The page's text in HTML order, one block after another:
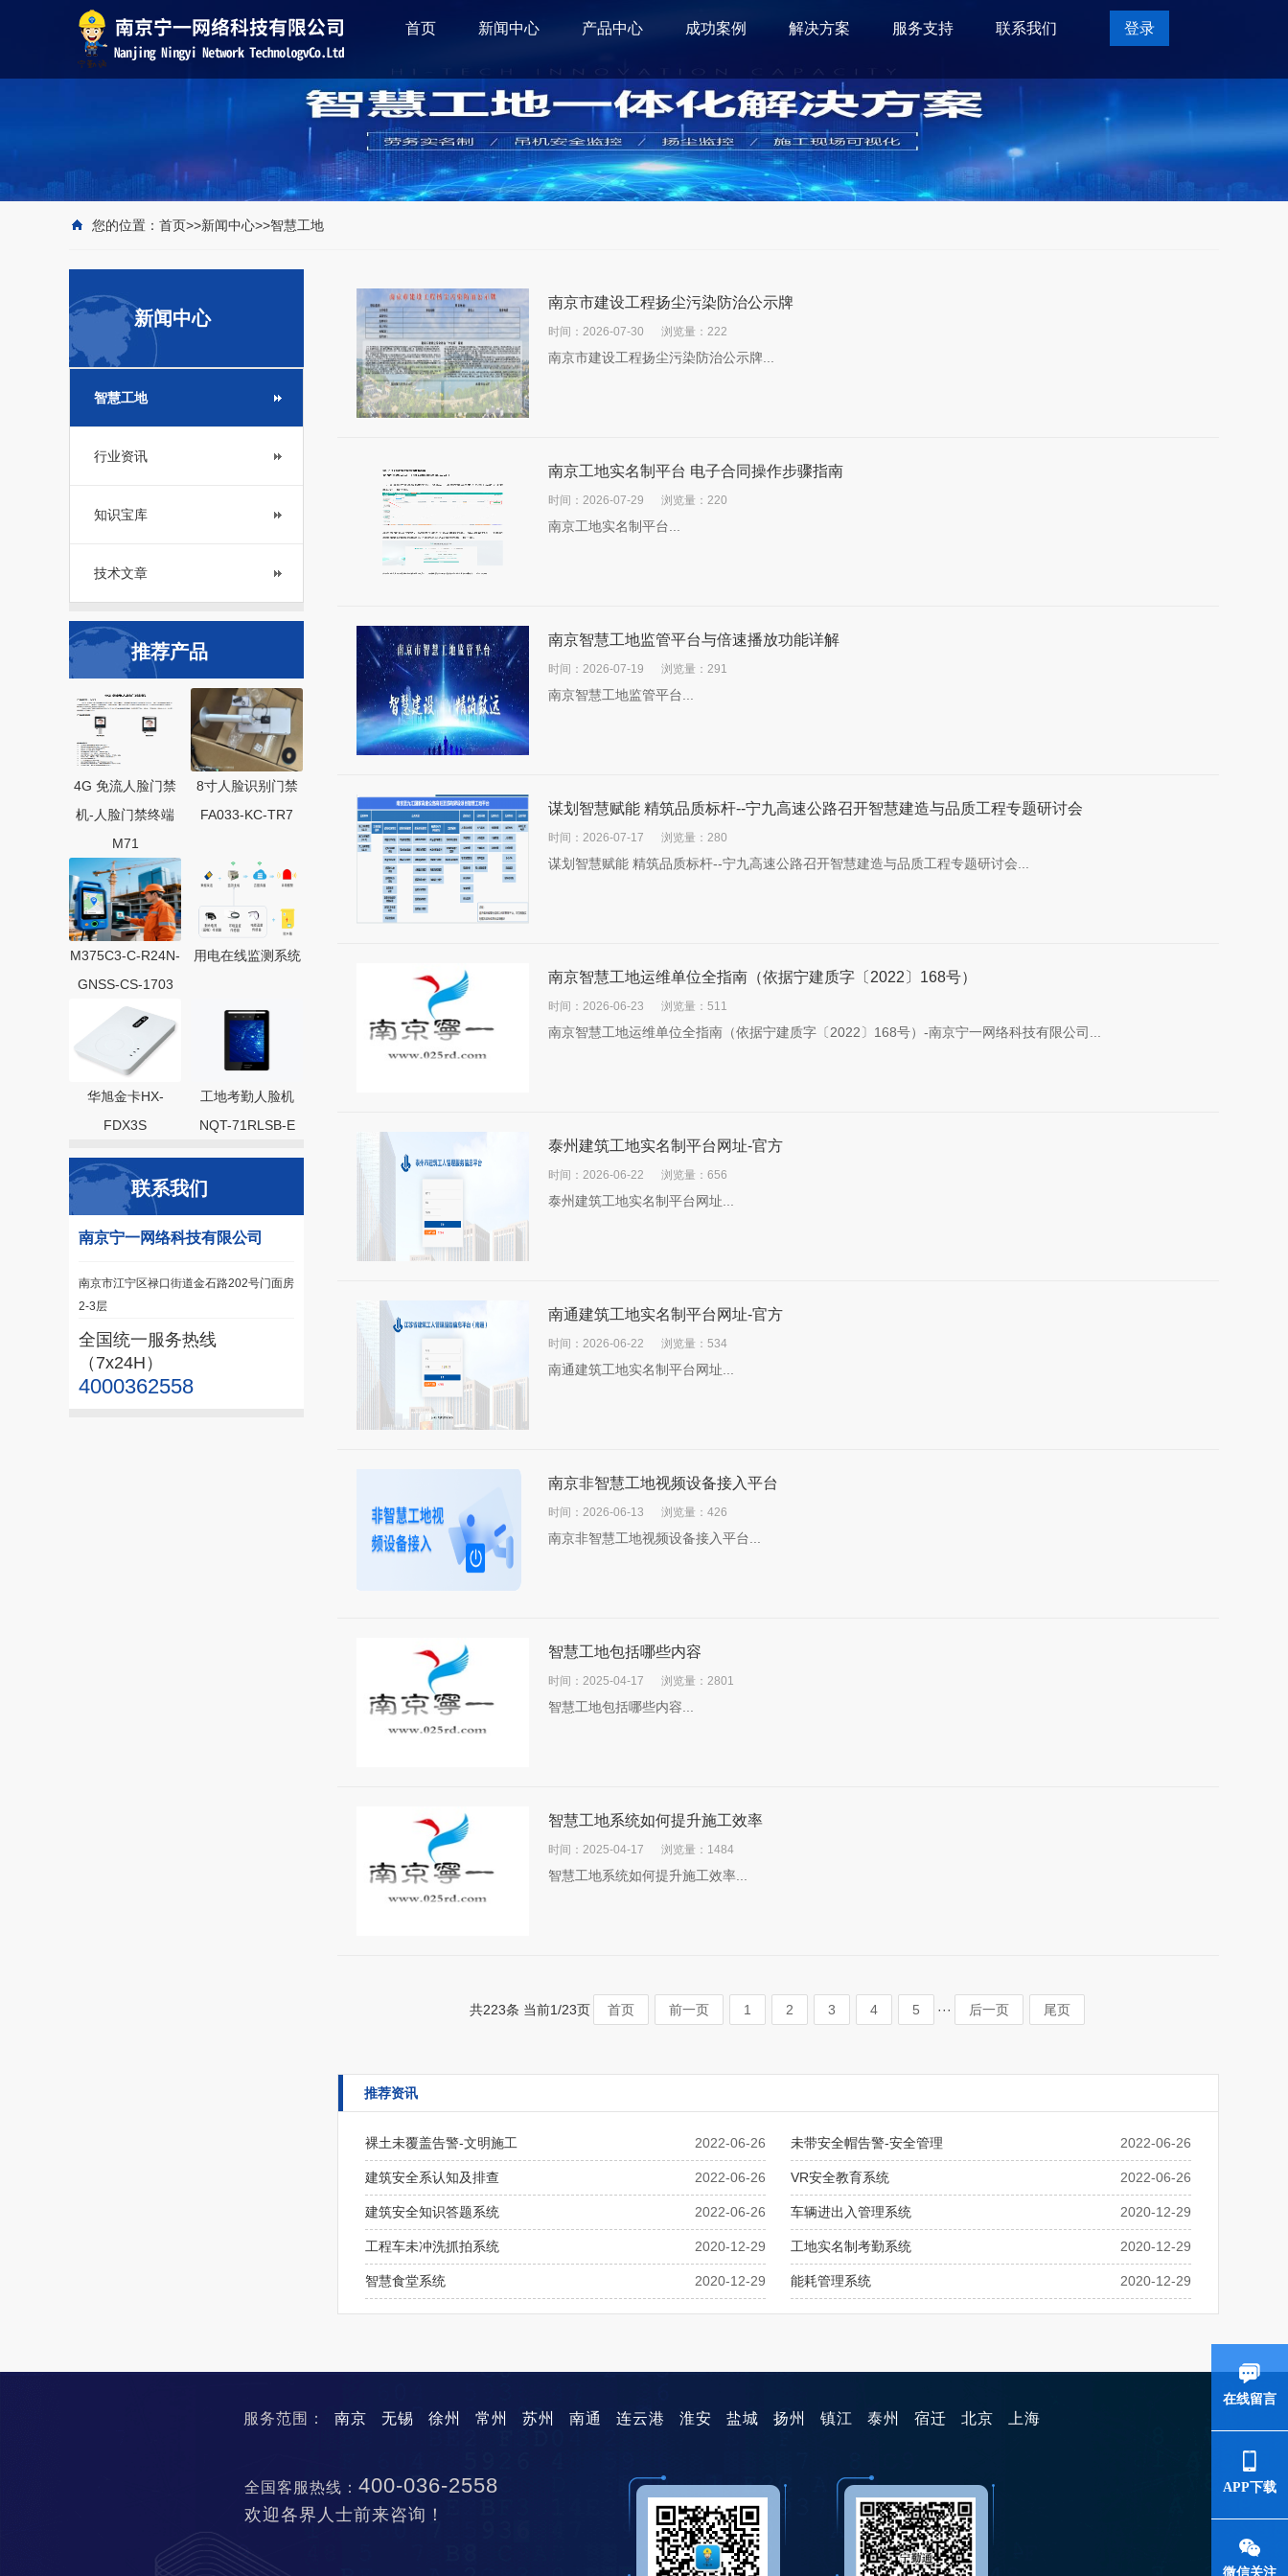
首页 新闻中心 产品中心 成功案例 解决方案 服务支持 联系我们 登录
您的位置： 首页>>新闻中心>>智慧工地
新闻中心
智慧工地
行业资讯
知识宝库
技术文章
推荐产品
4G 免流人脸门禁
机-人脸门禁终端
M71
8寸人脸识别门禁
FA033-KC-TR7
M375C3-C-R24N-
GNSS-CS-1703
用电在线监测系统
华旭金卡HX-
FDX3S
工地考勤人脸机
NQT-71RLSB-E
联系我们
南京宁一网络科技有限公司
南京市江宁区禄口街道金石路202号门面房
2-3层
全国统一服务热线
（7x24H）
4000362558
南京市建设工程扬尘污染防治公示牌
时间：2026-07-30 浏览量：222
南京市建设工程扬尘污染防治公示牌...
南京工地实名制平台 电子合同操作步骤指南
时间：2026-07-29 浏览量：220
南京工地实名制平台...
南京智慧工地监管平台与倍速播放功能详解
时间：2026-07-19 浏览量：291
南京智慧工地监管平台...
谋划智慧赋能 精筑品质标杆--宁九高速公路召开智慧建造与品质工程专题研讨会
时间：2026-07-17 浏览量：280
谋划智慧赋能 精筑品质标杆--宁九高速公路召开智慧建造与品质工程专题研讨会...
南京智慧工地运维单位全指南（依据宁建质字〔2022〕168号）
时间：2026-06-23 浏览量：511
南京智慧工地运维单位全指南（依据宁建质字〔2022〕168号）-南京宁一网络科技有限公司...
泰州建筑工地实名制平台网址-官方
时间：2026-06-22 浏览量：656
泰州建筑工地实名制平台网址...
南通建筑工地实名制平台网址-官方
时间：2026-06-22 浏览量：534
南通建筑工地实名制平台网址...
南京非智慧工地视频设备接入平台
时间：2026-06-13 浏览量：426
南京非智慧工地视频设备接入平台...
智慧工地包括哪些内容
时间：2025-04-17 浏览量：2801
智慧工地包括哪些内容...
智慧工地系统如何提升施工效率
时间：2025-04-17 浏览量：1484
智慧工地系统如何提升施工效率...
共223条 当前1/23页 首页 前一页 1 2 3 4 5 ··· 后一页 尾页
推荐资讯
2022-06-26
裸土未覆盖告警-文明施工 2022-06-26
未带安全帽告警-安全管理
2022-06-26
建筑安全系认知及排查 2022-06-26
VR安全教育系统
2022-06-26
建筑安全知识答题系统 2020-12-29
车辆进出入管理系统
2020-12-29
工程车未冲洗抓拍系统 2020-12-29
工地实名制考勤系统
2020-12-29
智慧食堂系统 2020-12-29
能耗管理系统
服务范围： 南京 无锡 徐州 常州 苏州 南通 连云港 淮安 盐城 扬州 镇江 泰州 宿迁 北京 上海
全国客服热线：400-036-2558
欢迎各界人士前来咨询！
在线留言
APP下载
微信关注